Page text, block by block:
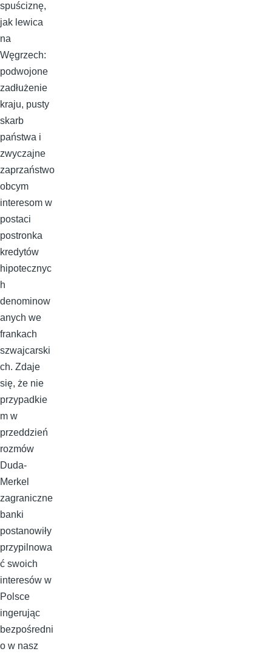
spuściznę,
jak lewica
na
Węgrzech:
podwojone
zadłużenie
kraju, pusty
skarb
państwa i
zwyczajne
zaprzaństwo
obcym
interesom w
postaci
postronka
kredytów
hipotecznyc
h
denominow
anych we
frankach
szwajcarski
ch. Zdaje
się, że nie
przypadkie
m w
przeddzień
rozmów
Duda-
Merkel
zagraniczne
banki
postanowiły
przypilnowa
ć swoich
interesów w
Polsce
ingerując
bezpośredni
o w nasz